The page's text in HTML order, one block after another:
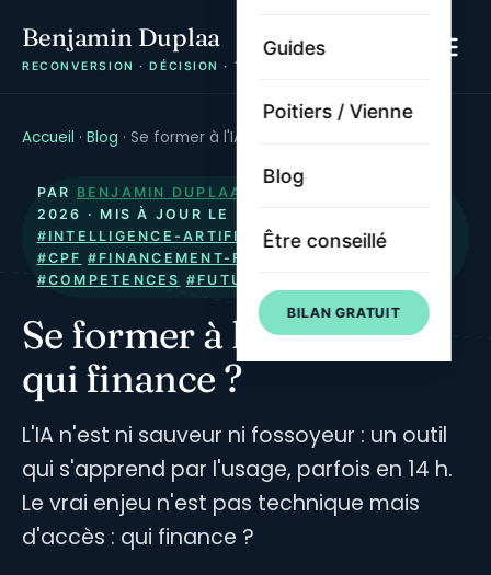
Benjamin Duplaa
RECONVERSION · DÉCISION · TRAJECTOIRE
Guides
Poitiers / Vienne
Blog
Être conseillé
BILAN GRATUIT
Accueil · Blog · Se former à l'IA en 14h : qui finance ?
PAR BENJAMIN DUPLAA · PUBLIÉ LE
2026 · MIS À JOUR LE
#INTELLIGENCE-ARTIFICIELLE #FORMATION-IA
#CPF #FINANCEMENT-FORMATION
#COMPETENCES #FUTUR-DU-TRAVAIL
Se former à l'IA en 14h :
qui finance ?
L'IA n'est ni sauveur ni fossoyeur : un outil
qui s'apprend par l'usage, parfois en 14 h.
Le vrai enjeu n'est pas technique mais
d'accès : qui finance ?